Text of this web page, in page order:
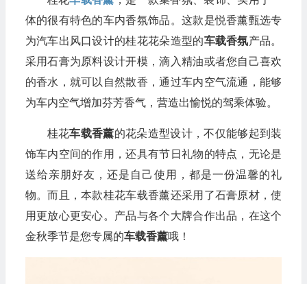
体的很有特色的车内香氛饰品。这款是悦香薰甄选专
为汽车出风口设计的桂花花朵造型的车载香氛产品。
采用石膏为原料设计开模，滴入精油或者您自己喜欢
的香水，就可以自然散香，通过车内空气流通，能够
为车内空气增加芬芳香气，营造出愉悦的驾乘体验。
桂花车载香薰的花朵造型设计，不仅能够起到装
饰车内空间的作用，还具有节日礼物的特点，无论是
送给亲朋好友，还是自己使用，都是一份温馨的礼
物。而且，本款桂花车载香薰还采用了石膏原材，使
用更放心更安心。产品与各个大牌合作出品，在这个
金秋季节是您专属的车载香薰哦！